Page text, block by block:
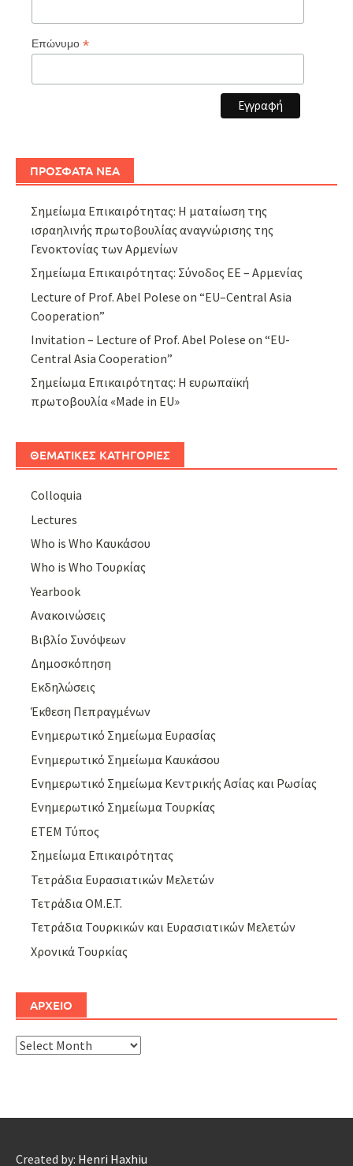
Επώνυμο *
ΠΡΟΣΦΑΤΑ ΝΕΑ
Σημείωμα Επικαιρότητας: Η ματαίωση της
ισραηλινής πρωτοβουλίας αναγνώρισης της
Γενοκτονίας των Αρμενίων
Σημείωμα Επικαιρότητας: Σύνοδος ΕΕ – Αρμενίας
Lecture of Prof. Abel Polese on “EU–Central Asia
Cooperation”
Invitation – Lecture of Prof. Abel Polese on “EU-
Central Asia Cooperation”
Σημείωμα Επικαιρότητας: Η ευρωπαϊκή
πρωτοβουλία «Made in EU»
ΘΕΜΑΤΙΚΕΣ ΚΑΤΗΓΟΡΙΕΣ
Colloquia
Lectures
Who is Who Καυκάσου
Who is Who Τουρκίας
Yearbook
Ανακοινώσεις
Βιβλίο Συνόψεων
Δημοσκόπηση
Εκδηλώσεις
Έκθεση Πεπραγμένων
Ενημερωτικό Σημείωμα Ευρασίας
Ενημερωτικό Σημείωμα Καυκάσου
Ενημερωτικό Σημείωμα Κεντρικής Ασίας και Ρωσίας
Ενημερωτικό Σημείωμα Τουρκίας
ΕΤΕΜ Τύπος
Σημείωμα Επικαιρότητας
Τετράδια Ευρασιατικών Μελετών
Τετράδια ΟΜ.Ε.Τ.
Τετράδια Τουρκικών και Ευρασιατικών Μελετών
Χρονικά Τουρκίας
ΑΡΧΕΙΟ
ΑΡΧΕΙΟ
Created by: Henri Haxhiu